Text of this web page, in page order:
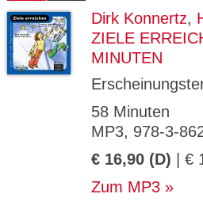
Dirk Konnertz,
ZIELE
MINUTEN
58 Minuten
MP3, 978-3-
€ 16,90 (D) | €
Zum MP3